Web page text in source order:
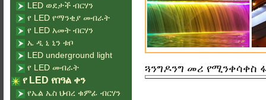
ጓንግዶንግ መሪ የሚንቀሳቀስ
LED ወደታች ብርሃን
የ LED የማንቂያ መብራት
የ LED አመት ብርሃን
ኤ ዲ ኒ ኒን ቱቦ
LED underground light
የ LED መብራት
የ LED የበዓል ቀን
የኤል ኤስ ህብረ ቁምፊ ብርሃን